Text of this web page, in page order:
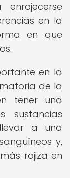
en la
en que
en la
de la
tener una
sustancias
a una
y,
rojiza en